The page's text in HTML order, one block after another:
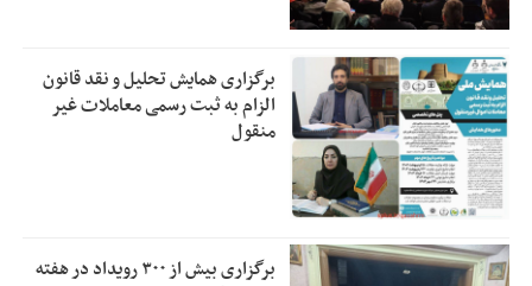
برگزاری همایش تحلیل و نقد قانون
الزام به ثبت رسمی معاملات غیر
منقول
برگزاری بیش از ۳۰۰ رویداد در هفته